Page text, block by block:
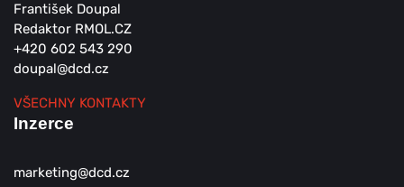
František Doupal
Redaktor RMOL.CZ
+420 602 543 290
doupal@dcd.cz
VŠECHNY KONTAKTY
Inzerce
marketing@dcd.cz